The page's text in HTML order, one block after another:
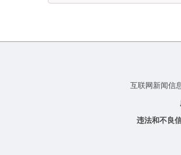
互联网新闻信
违法和不良